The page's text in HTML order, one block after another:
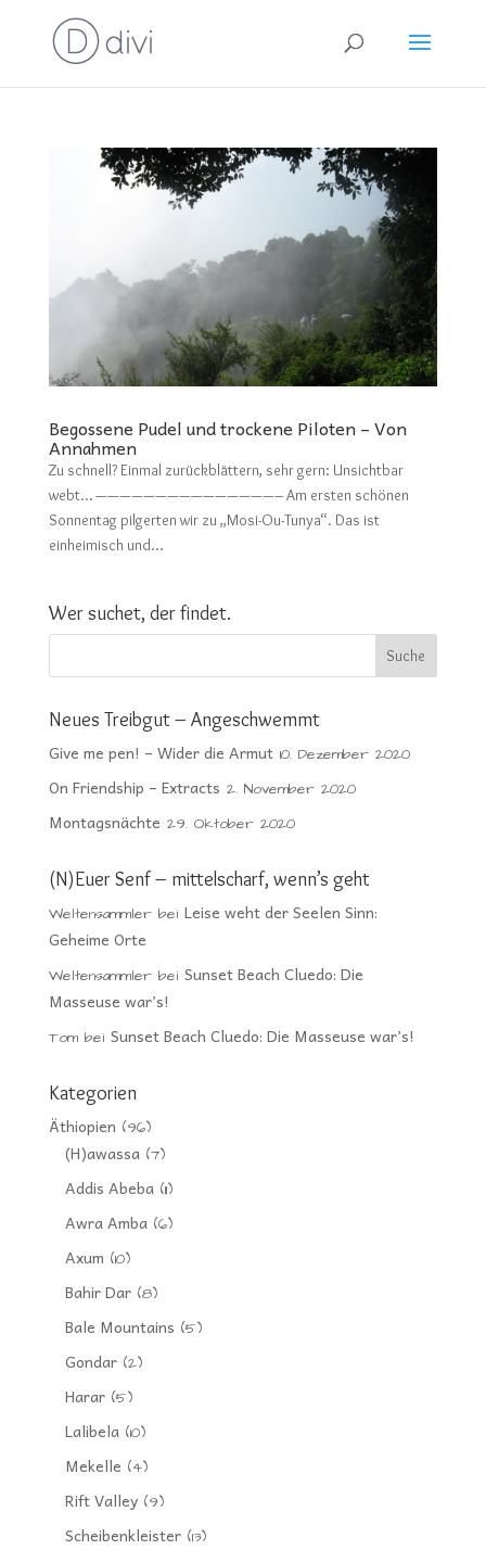
Begossene Pudel und trockene Piloten – Von
Annahmen
Zu schnell? Einmal zurückblättern, sehr gern: Unsichtbar
webt… ———————————————– Am ersten schönen
Sonnentag pilgerten wir zu „Mosi-Ou-Tunya“. Das ist
einheimisch und...
Wer suchet, der findet.
Neues Treibgut – Angeschwemmt
Give me pen! – Wider die Armut 10. Dezember 2020
On Friendship – Extracts 2. November 2020
Montagsnächte 29. Oktober 2020
(N)Euer Senf – mittelscharf, wenn’s geht
Weltensammlerbei Leise weht der Seelen Sinn:
Geheime Orte
Weltensammlerbei Sunset Beach Cluedo: Die
Masseuse war’s!
Tombei Sunset Beach Cluedo: Die Masseuse war’s!
Kategorien
Äthiopien (96)
(H)awassa(7)
Addis Abeba(11)
Awra Amba(6)
Axum (10)
Bahir Dar(8)
Bale Mountains (5)
Gondar(2)
Harar(5)
Lalibela(10)
Mekelle (4)
Rift Valley(9)
Scheibenkleister(13)